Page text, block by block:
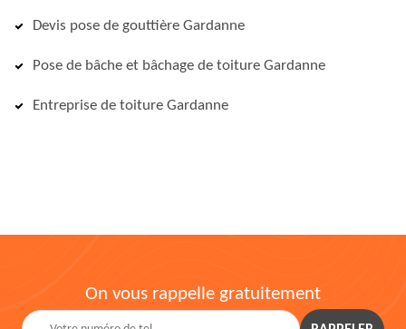
Devis pose de gouttière Gardanne
Pose de bâche et bâchage de toiture Gardanne
Entreprise de toiture Gardanne
On vous rappelle gratuitement